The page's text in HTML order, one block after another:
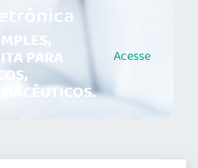
PARA Acesse